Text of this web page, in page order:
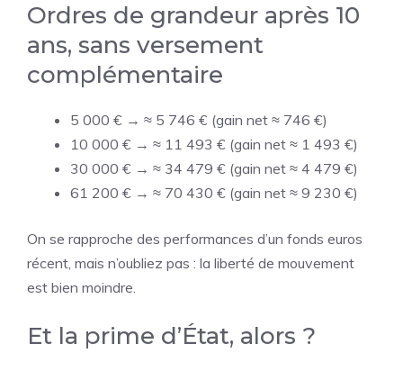
Ordres de grandeur après 10
ans, sans versement
complémentaire
5 000 € → ≈ 5 746 € (gain net ≈ 746 €)
10 000 € → ≈ 11 493 € (gain net ≈ 1 493 €)
30 000 € → ≈ 34 479 € (gain net ≈ 4 479 €)
61 200 € → ≈ 70 430 € (gain net ≈ 9 230 €)
On se rapproche des performances d’un fonds euros
récent, mais n’oubliez pas : la liberté de mouvement
est bien moindre.
Et la prime d’État, alors ?